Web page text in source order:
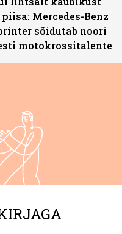
piisa: Mercedes-Benz
sõidutab noori
motokrossitalente